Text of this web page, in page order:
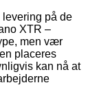
levering på de
XTR –
men vær
placeres
kan nå at